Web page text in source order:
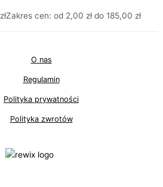
złZakres cen: od 2,00 zł do 185,00 zł
O nas
Regulamin
Polityka prywatności
Polityka zwrotów